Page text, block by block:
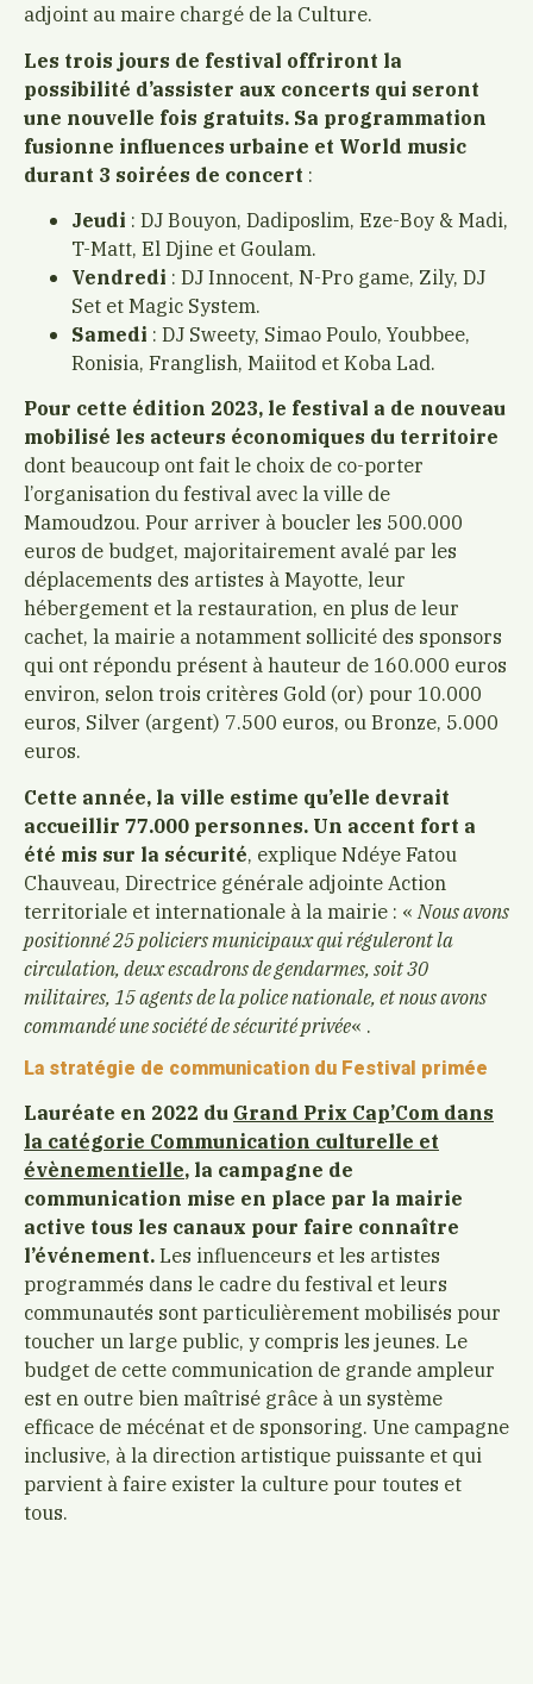
adjoint au maire chargé de la Culture.
Les trois jours de festival offriront la
possibilité d’assister aux concerts qui seront
une nouvelle fois gratuits. Sa programmation
fusionne influences urbaine et World music
durant 3 soirées de concert :
Jeudi : DJ Bouyon, Dadiposlim, Eze-Boy & Madi,
T-Matt, El Djine et Goulam.
Vendredi : DJ Innocent, N-Pro game, Zily, DJ
Set et Magic System.
Samedi : DJ Sweety, Simao Poulo, Youbbee,
Ronisia, Franglish, Maiitod et Koba Lad.
Pour cette édition 2023, le festival a de nouveau
mobilisé les acteurs économiques du territoire
dont beaucoup ont fait le choix de co-porter
l’organisation du festival avec la ville de
Mamoudzou. Pour arriver à boucler les 500.000
euros de budget, majoritairement avalé par les
déplacements des artistes à Mayotte, leur
hébergement et la restauration, en plus de leur
cachet, la mairie a notamment sollicité des sponsors
qui ont répondu présent à hauteur de 160.000 euros
environ, selon trois critères Gold (or) pour 10.000
euros, Silver (argent) 7.500 euros, ou Bronze, 5.000
euros.
Cette année, la ville estime qu’elle devrait
accueillir 77.000 personnes. Un accent fort a
été mis sur la sécurité, explique Ndéye Fatou
Chauveau, Directrice générale adjointe Action
territoriale et internationale à la mairie : « Nous avons
positionné 25 policiers municipaux qui réguleront la
circulation, deux escadrons de gendarmes, soit 30
militaires, 15 agents de la police nationale, et nous avons
commandé une société de sécurité privée« .
La stratégie de communication du Festival primée
Lauréate en 2022 du Grand Prix Cap’Com dans
la catégorie Communication culturelle et
évènementielle, la campagne de
communication mise en place par la mairie
active tous les canaux pour faire connaître
l’événement.Les influenceurs et les artistes
programmés dans le cadre du festival et leurs
communautés sont particulièrement mobilisés pour
toucher un large public, y compris les jeunes. Le
budget de cette communication de grande ampleur
est en outre bien maîtrisé grâce à un système
efficace de mécénat et de sponsoring. Une campagne
inclusive, à la direction artistique puissante et qui
parvient à faire exister la culture pour toutes et
tous.